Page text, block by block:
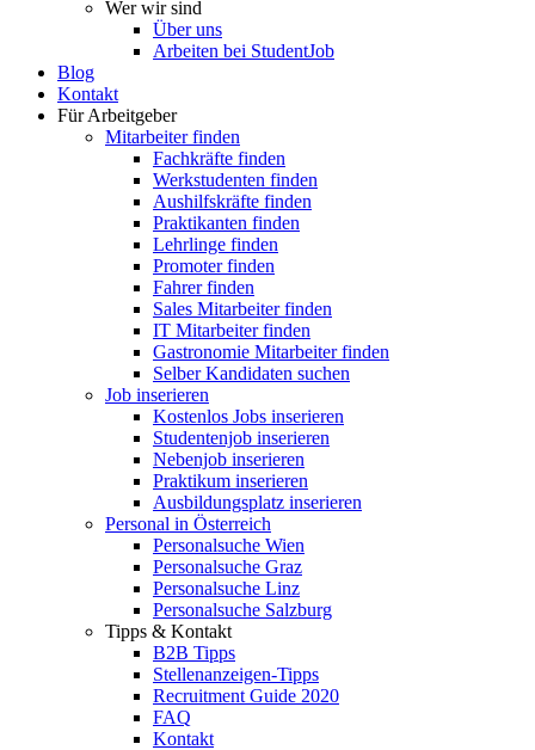
Wer wir sind
Über uns
Arbeiten bei StudentJob
Blog
Kontakt
Für Arbeitgeber
Mitarbeiter finden
Fachkräfte finden
Werkstudenten finden
Aushilfskräfte finden
Praktikanten finden
Lehrlinge finden
Promoter finden
Fahrer finden
Sales Mitarbeiter finden
IT Mitarbeiter finden
Gastronomie Mitarbeiter finden
Selber Kandidaten suchen
Job inserieren
Kostenlos Jobs inserieren
Studentenjob inserieren
Nebenjob inserieren
Praktikum inserieren
Ausbildungsplatz inserieren
Personal in Österreich
Personalsuche Wien
Personalsuche Graz
Personalsuche Linz
Personalsuche Salzburg
Tipps & Kontakt
B2B Tipps
Stellenanzeigen-Tipps
Recruitment Guide 2020
FAQ
Kontakt